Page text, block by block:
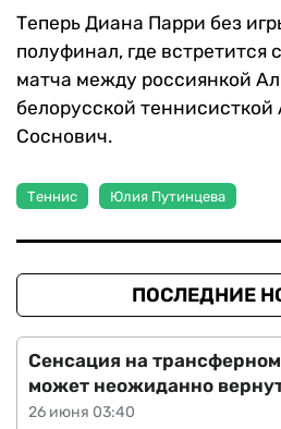
Теперь Диана Парри без
полуфинал, где встретится
матча между россиянкой
белорусской теннисисткой
Соснович.
Теннис Юлия Путинцева
ПОСЛЕДНИЕ
26 июня 03:40
Сенсация на
может неожиданно